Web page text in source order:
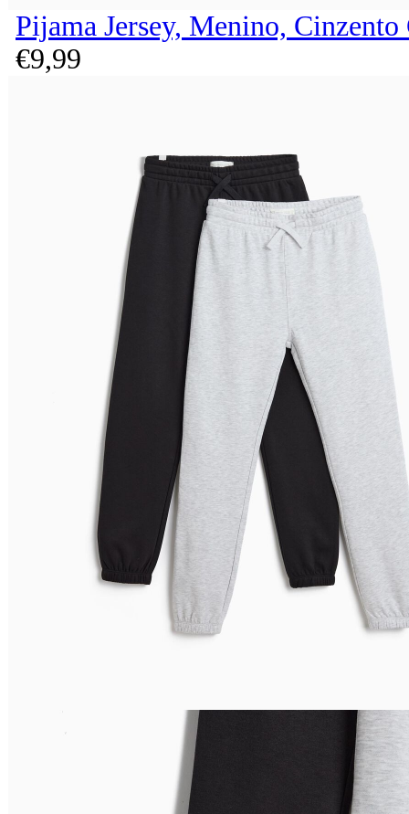
Pijama Jersey, Menino, Cinzento
€9,99